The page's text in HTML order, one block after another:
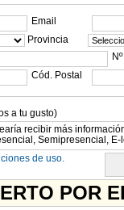
Email
Provincia
Nº
Cód. Postal
a tu gusto)
de uso.
POR